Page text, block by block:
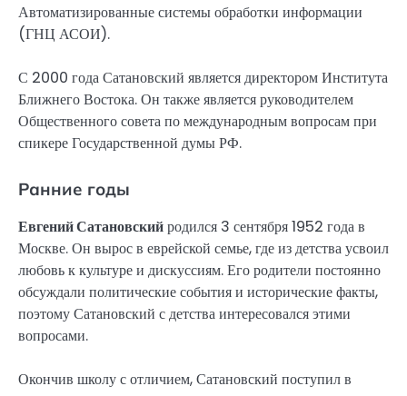
Автоматизированные системы обработки информации
(ГНЦ АСОИ).
С 2000 года Сатановский является директором Института
Ближнего Востока. Он также является руководителем
Общественного совета по международным вопросам при
спикере Государственной думы РФ.
Ранние годы
Евгений Сатановскийродился 3 сентября 1952 года в
Москве. Он вырос в еврейской семье, где из детства усвоил
любовь к культуре и дискуссиям. Его родители постоянно
обсуждали политические события и исторические факты,
поэтому Сатановский с детства интересовался этими
вопросами.
Окончив школу с отличием, Сатановский поступил в